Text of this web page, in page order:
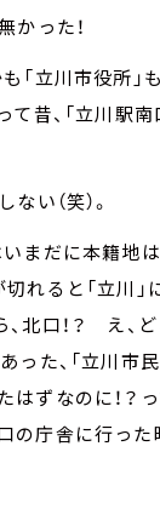
かった！
「立川市役所」
昔、「立川駅
い（笑）。
まだに本籍地は
れると「立川
北口！？ え、
った、「立川市
ずなのに！？
庁舎に行った